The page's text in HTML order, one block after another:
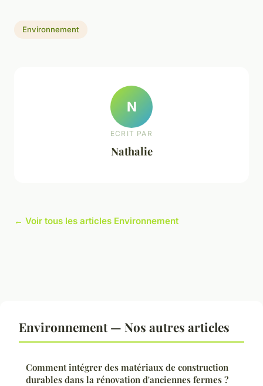
Environnement
N
ECRIT PAR
Nathalie
← Voir tous les articles Environnement
Environnement — Nos autres articles
Comment intégrer des matériaux de construction
durables dans la rénovation d'anciennes fermes ?